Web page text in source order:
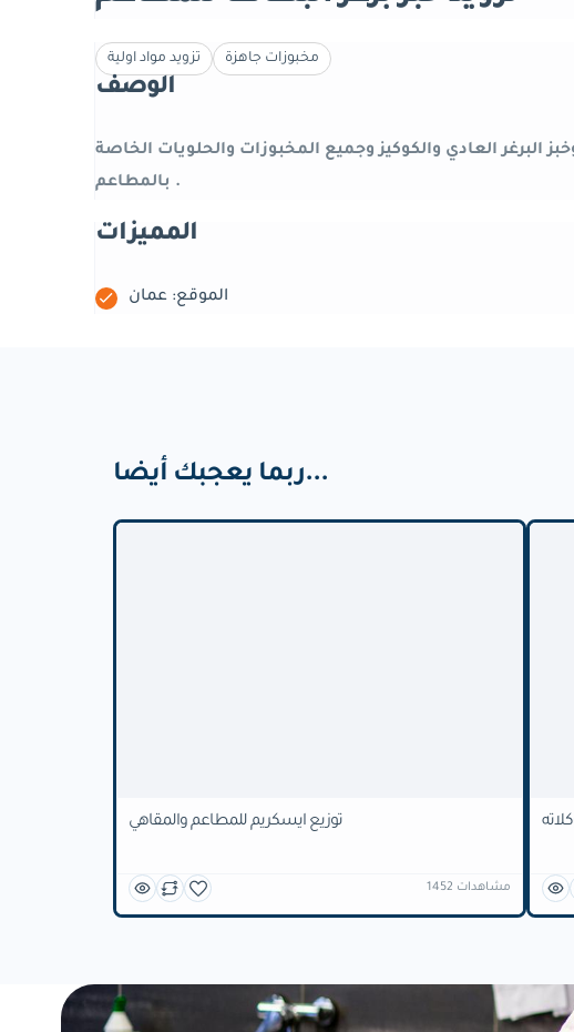
تزويد مواد اولية مخبوزات جاهزة
الوصف
البرغر العادي والكوكيز وجميع المخبوزات والحلويات الخاصة
بالمطاعم .
المميزات
الموقع: عمان
ربما يعجبك أيضا...
توزيع ايسكريم للمطاعم والمقاهي
1452 مشاهدات